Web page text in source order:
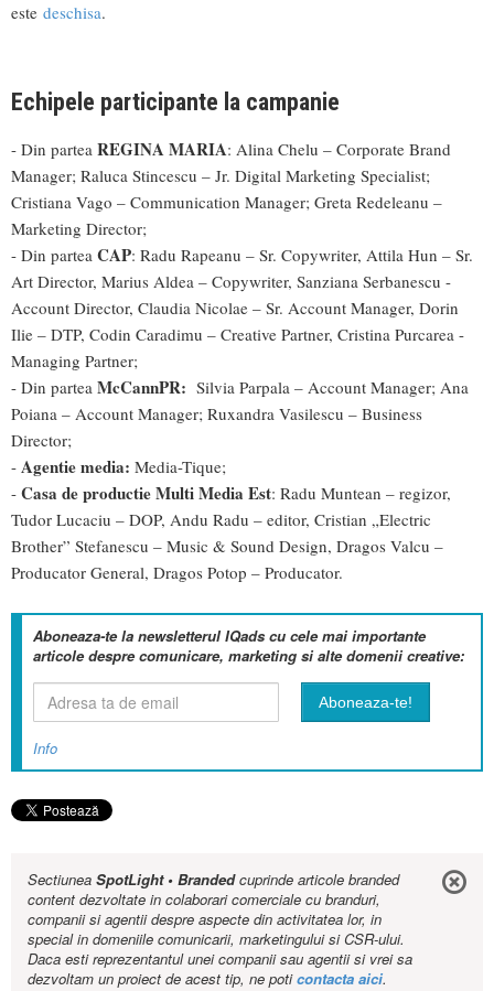
este deschisa.
Echipele participante la campanie
- Din partea REGINA MARIA: Alina Chelu – Corporate Brand
Manager; Raluca Stincescu – Jr. Digital Marketing Specialist;
Cristiana Vago – Communication Manager; Greta Redeleanu –
Marketing Director;
- Din partea CAP: Radu Rapeanu – Sr. Copywriter, Attila Hun – Sr.
Art Director, Marius Aldea – Copywriter, Sanziana Serbanescu -
Account Director, Claudia Nicolae – Sr. Account Manager, Dorin
Ilie – DTP, Codin Caradimu – Creative Partner, Cristina Purcarea -
Managing Partner;
- Din partea McCannPR: Silvia Parpala – Account Manager; Ana
Poiana – Account Manager; Ruxandra Vasilescu – Business
Director;
- Agentie media: Media-Tique;
- Casa de productie Multi Media Est: Radu Muntean – regizor,
Tudor Lucaciu – DOP, Andu Radu – editor, Cristian „Electric
Brother” Stefanescu – Music & Sound Design, Dragos Valcu –
Producator General, Dragos Potop – Producator.
Aboneaza-te la newsletterul IQads cu cele mai importante
articole despre comunicare, marketing si alte domenii creative:
Info
Sectiunea SpotLight • Brandedcuprinde articole branded
content dezvoltate in colaborari comerciale cu branduri,
companii si agentii despre aspecte din activitatea lor, in
special in domeniile comunicarii, marketingului si CSR-ului.
Daca esti reprezentantul unei companii sau agentii si vrei sa
dezvoltam un proiect de acest tip, ne poticontacta aici.